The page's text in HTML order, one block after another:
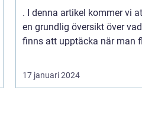
till de vackra
behagliga klimatet och
avslappnade
denna spanska ö
. I denna artikel kommer vi
en grundlig översikt över
finns att upptäcka när man
17 januari 2024